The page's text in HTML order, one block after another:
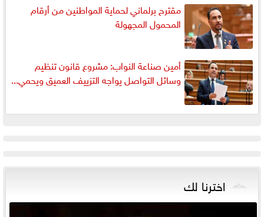
مقترح برلماني لحماية المواطنين من أرقام
المحمول المجهولة
أمين صناعة النواب: مشروع قانون تنظيم
وسائل التواصل يواجه التزييف العميق ويحمي...
اخترنا لك